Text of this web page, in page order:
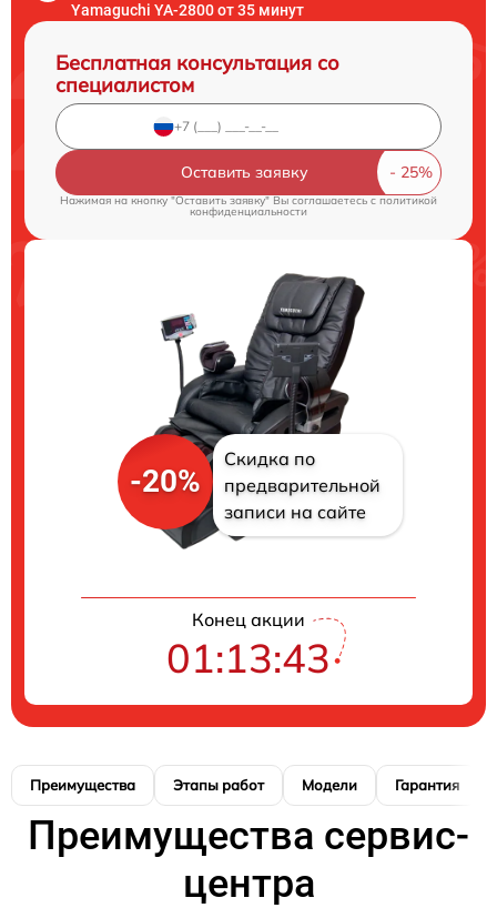
Yamaguchi YA-2800 от 35 минут
Бесплатная консультация со
специалистом
Оставить заявку
Нажимая на кнопку "Оставить заявку" Вы соглашаетесь cполитикой
конфиденциальности
-20%
Скидка по
предварительной
записи на сайте
Конец акции
01:13:42
Преимущества Этапы работ Модели Гарантия
Преимущества сервис-
центра